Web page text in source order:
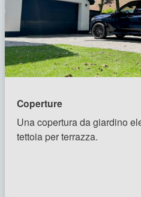
Coperture
Una copertura da giardino
tettoia per terrazza.